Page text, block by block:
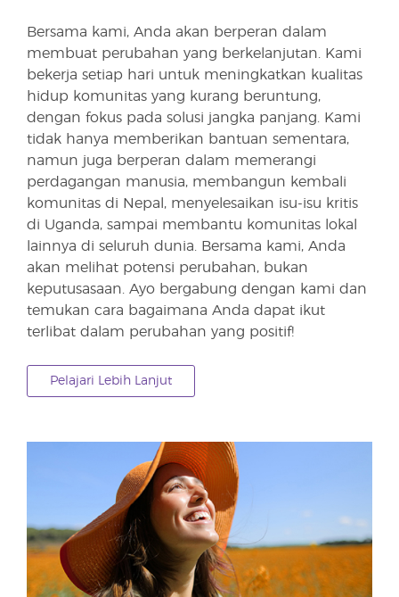
Bersama kami, Anda akan berperan dalam
membuat perubahan yang berkelanjutan. Kami
bekerja setiap hari untuk meningkatkan kualitas
hidup komunitas yang kurang beruntung,
dengan fokus pada solusi jangka panjang. Kami
tidak hanya memberikan bantuan sementara,
namun juga berperan dalam memerangi
perdagangan manusia, membangun kembali
komunitas di Nepal, menyelesaikan isu-isu kritis
di Uganda, sampai membantu komunitas lokal
lainnya di seluruh dunia. Bersama kami, Anda
akan melihat potensi perubahan, bukan
keputusasaan. Ayo bergabung dengan kami dan
temukan cara bagaimana Anda dapat ikut
terlibat dalam perubahan yang positif!
Pelajari Lebih Lanjut